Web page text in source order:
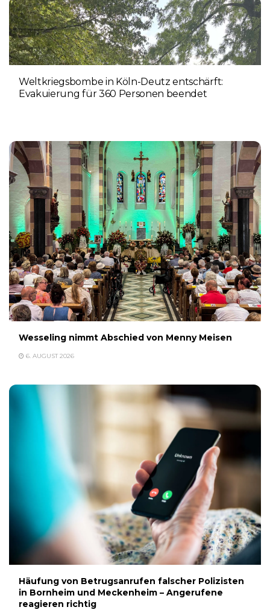
Weltkriegsbombe in Köln-Deutz entschärft:
Evakuierung für 360 Personen beendet
Wesseling nimmt Abschied von Menny Meisen
6. AUGUST 2026
Häufung von Betrugsanrufen falscher Polizisten
in Bornheim und Meckenheim – Angerufene
reagieren richtig